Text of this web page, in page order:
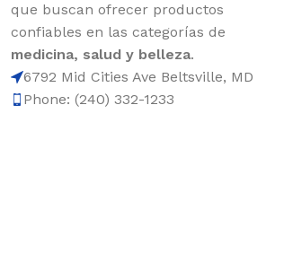
que buscan ofrecer productos
confiables en las categorías de
medicina, salud y belleza.
6792 Mid Cities Ave Beltsville, MD
Phone: (240) 332-1233